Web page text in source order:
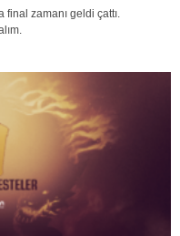
zamanı geldi çattı.